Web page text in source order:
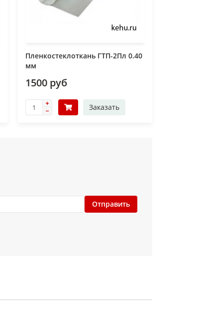
Пленкостеклоткань ГТП-2Пл 0.40
мм
1500 руб
Заказать
Отправить